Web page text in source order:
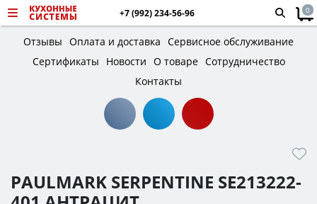
+7 (992) 234-56-96 0
Отзывы Оплата и доставка Сервисное обслуживание
Сертификаты
Новости О товаре Сотрудничество
Контакты
PAULMARK SERPENTINE SE213222-